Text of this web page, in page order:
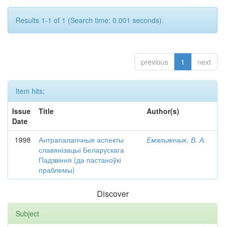
Results 1-1 of 1 (Search time: 0.001 seconds).
previous 1 next
Item hits:
Issue
Date
Title Author(s)
1998
Антрапалагічныя аспекты
славянізацыі Беларускага
Падзвіння (да пастаноўкі
праблемы)
Емяльянчык, В. А.
Discover
Subject